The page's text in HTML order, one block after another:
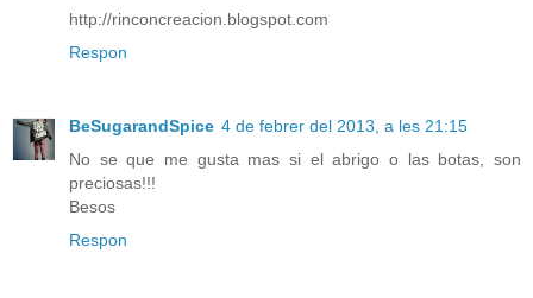
http://rinconcreacion.blogspot.com
Respon
BeSugarandSpice 4 de febrer del 2013, a les 21:15
No se que me gusta mas si el abrigo o las botas, son
preciosas!!!
Besos
Respon